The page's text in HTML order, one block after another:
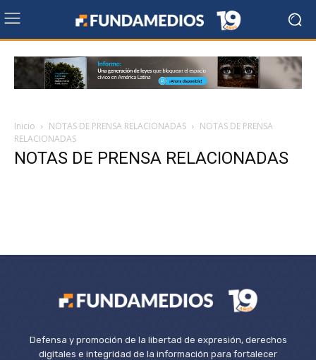
Inicio NOTAS DE PRENSA RELACIONADAS
NOTAS DE PRENSA
RELACIONADAS
NOTAS DE PRENSA RELACIONADAS
Defensa y promoción de la libertad de expresión, derechos
digitales e integridad de la información para fortalecer